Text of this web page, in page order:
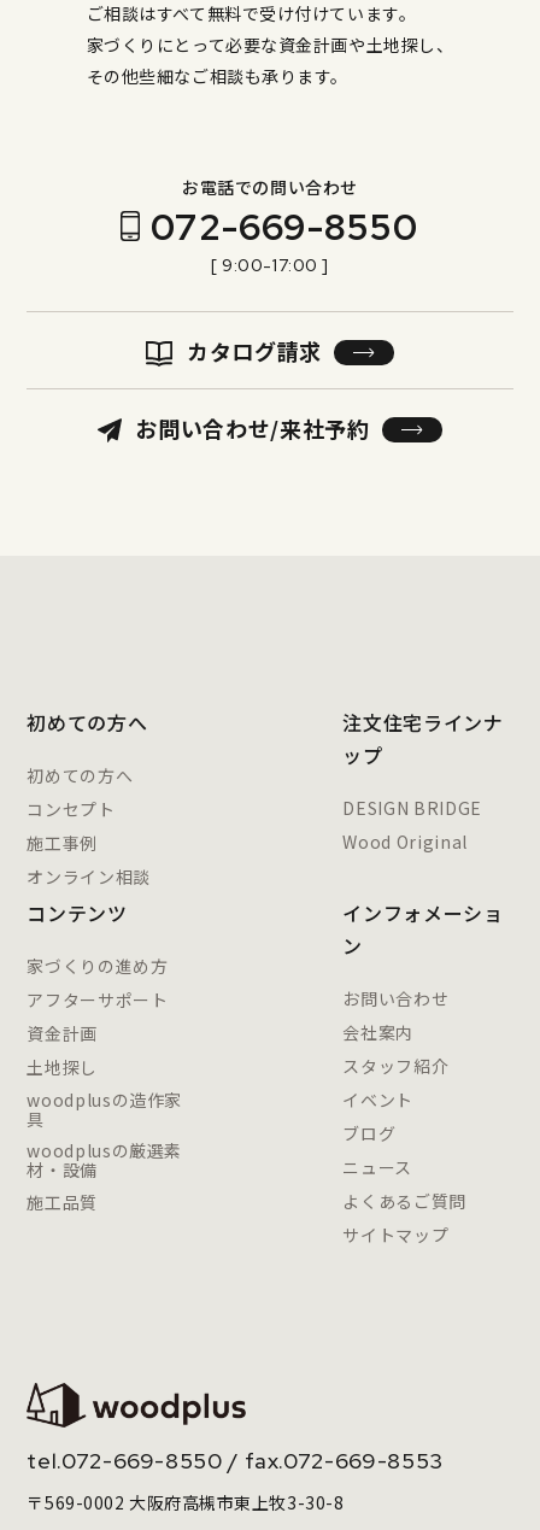
ご相談はすべて無料で受け付けています。
家づくりにとって必要な資金計画や土地探し、
その他些細なご相談も承ります。
お電話での問い合わせ
072-669-8550
[ 9:00-17:00 ]
カタログ請求
お問い合わせ/来社予約
初めての方へ
初めての方へ
コンセプト
施工事例
オンライン相談
注文住宅ラインナ
ップ
DESIGN BRIDGE
Wood Original
コンテンツ
家づくりの進め方
アフターサポート
資金計画
土地探し
woodplusの造作家
具
woodplusの厳選素
材・設備
施工品質
インフォメーショ
ン
お問い合わせ
会社案内
スタッフ紹介
イベント
ブログ
ニュース
よくあるご質問
サイトマップ
tel.072-669-8550 / fax.072-669-8553
〒569-0002 大阪府高槻市東上牧3-30-8